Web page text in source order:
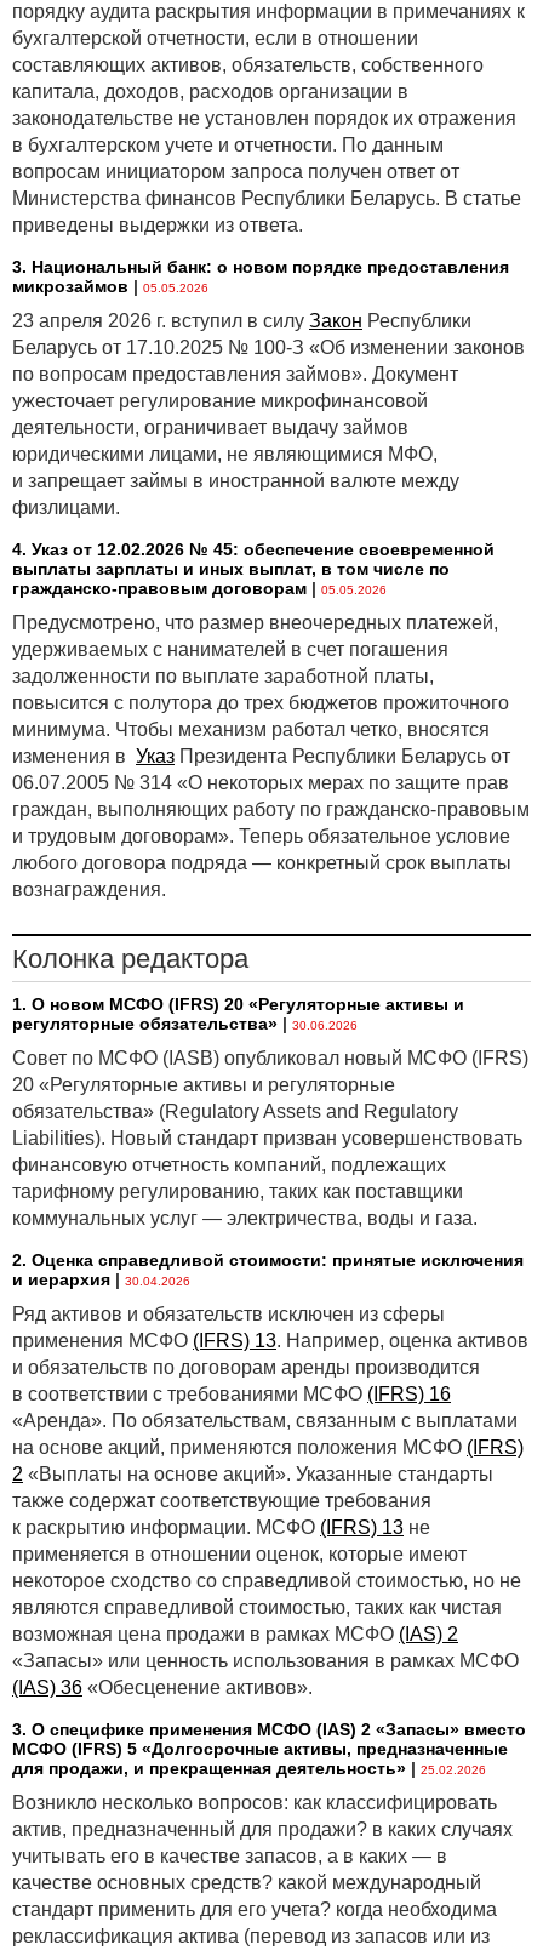
порядку аудита раскрытия информации в примечаниях к
бухгалтерской отчетности, если в отношении
составляющих активов, обязательств, собственного
капитала, доходов, расходов организации в
законодательстве не установлен порядок их отражения
в бухгалтерском учете и отчетности. По данным
вопросам инициатором запроса получен ответ от
Министерства финансов Республики Беларусь. В статье
приведены выдержки из ответа.
3. Национальный банк: о новом порядке предоставления
микрозаймов | 05.05.2026
23 апреля 2026 г. вступил в силу Закон Республики
Беларусь от 17.10.2025 № 100-З «Об изменении законов
по вопросам предоставления займов». Документ
ужесточает регулирование микрофинансовой
деятельности, ограничивает выдачу займов
юридическими лицами, не являющимися МФО,
и запрещает займы в иностранной валюте между
физлицами.
4. Указ от 12.02.2026 № 45: обеспечение своевременной
выплаты зарплаты и иных выплат, в том числе по
гражданско-правовым договорам | 05.05.2026
Предусмотрено, что размер внеочередных платежей,
удерживаемых с нанимателей в счет погашения
задолженности по выплате заработной платы,
повысится с полутора до трех бюджетов прожиточного
минимума. Чтобы механизм работал четко, вносятся
изменения в Указ Президента Республики Беларусь от
06.07.2005 № 314 «О некоторых мерах по защите прав
граждан, выполняющих работу по гражданско-правовым
и трудовым договорам». Теперь обязательное условие
любого договора подряда — конкретный срок выплаты
вознаграждения.
Колонка редактора
1. О новом МСФО (IFRS) 20 «Регуляторные активы и
регуляторные обязательства» | 30.06.2026
Совет по МСФО (IASB) опубликовал новый МСФО (IFRS)
20 «Регуляторные активы и регуляторные
обязательства» (Regulatory Assets and Regulatory
Liabilities). Новый стандарт призван усовершенствовать
финансовую отчетность компаний, подлежащих
тарифному регулированию, таких как поставщики
коммунальных услуг — электричества, воды и газа.
2. Оценка справедливой стоимости: принятые исключения
и иерархия | 30.04.2026
Ряд активов и обязательств исключен из сферы
применения МСФО (IFRS) 13. Например, оценка активов
и обязательств по договорам аренды производится
в соответствии с требованиями МСФО (IFRS) 16
«Аренда». По обязательствам, связанным с выплатами
на основе акций, применяются положения МСФО (IFRS)
2 «Выплаты на основе акций». Указанные стандарты
также содержат соответствующие требования
к раскрытию информации. МСФО (IFRS) 13 не
применяется в отношении оценок, которые имеют
некоторое сходство со справедливой стоимостью, но не
являются справедливой стоимостью, таких как чистая
возможная цена продажи в рамках МСФО (IAS) 2
«Запасы» или ценность использования в рамках МСФО
(IAS) 36 «Обесценение активов».
3. О специфике применения МСФО (IАS) 2 «Запасы» вместо
МСФО (IFRS) 5 «Долгосрочные активы, предназначенные
для продажи, и прекращенная деятельность» | 25.02.2026
Возникло несколько вопросов: как классифицировать
актив, предназначенный для продажи? в каких случаях
учитывать его в качестве запасов, а в каких — в
качестве основных средств? какой международный
стандарт применить для его учета? когда необходима
реклассификация актива (перевод из запасов или из